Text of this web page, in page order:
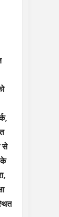
से
के